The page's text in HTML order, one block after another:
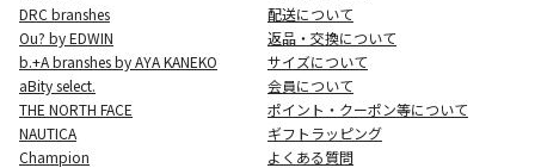
DRC branshes
Ou? by EDWIN
b.+A branshes by AYA KANEKO
aBity select.
THE NORTH FACE
NAUTICA
Champion
配送について
返品・交換について
サイズについて
会員について
ポイント・クーポン等について
ギフトラッピング
よくある質問